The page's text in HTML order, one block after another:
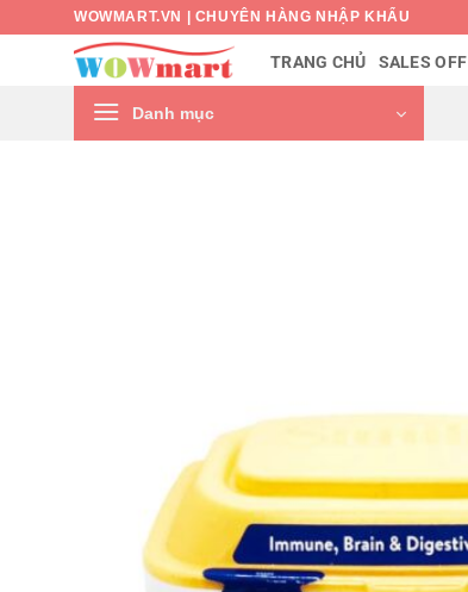
WOWMART.VN | CHUYÊN HÀNG NHẬP KHẨU
TRANG CHỦ SALES OFF
Danh mục